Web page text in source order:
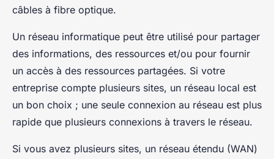
câbles à fibre optique.
Un réseau informatique peut être utilisé pour partager
des informations, des ressources et/ou pour fournir
un accès à des ressources partagées. Si votre
entreprise compte plusieurs sites, un réseau local est
un bon choix ; une seule connexion au réseau est plus
rapide que plusieurs connexions à travers le réseau.
Si vous avez plusieurs sites, un réseau étendu (WAN)